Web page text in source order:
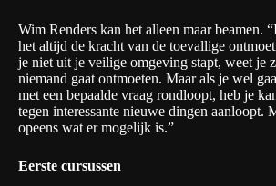
Wim Renders kan het alleen maar beamen.
het altijd de kracht van de toevallige
je niet uit je veilige omgeving stapt, weet je
niemand gaat ontmoeten. Maar als je wel
met een bepaalde vraag rondloopt, heb je
tegen interessante nieuwe dingen aanloopt.
opeens wat er mogelijk is.”
Eerste cursussen